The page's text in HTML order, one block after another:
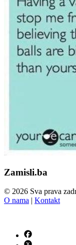
Zamisli.ba
© 2026 Sva prava
O nama | Kontakt